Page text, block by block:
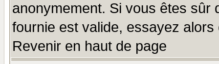
anonymement. Si vous êtes sûr
fournie est valide, essayez
Revenir en haut de page